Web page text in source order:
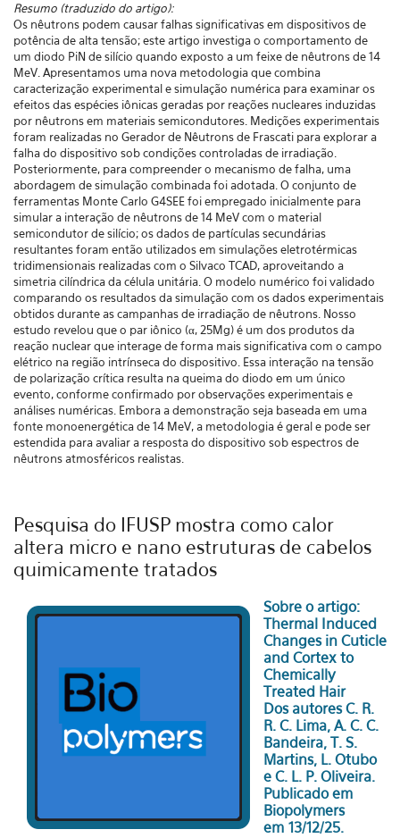
Resumo (traduzido do artigo):
Os nêutrons podem causar falhas significativas em dispositivos de
potência de alta tensão; este artigo investiga o comportamento de
um diodo PiN de silício quando exposto a um feixe de nêutrons de 14
MeV. Apresentamos uma nova metodologia que combina
caracterização experimental e simulação numérica para examinar os
efeitos das espécies iônicas geradas por reações nucleares induzidas
por nêutrons em materiais semicondutores. Medições experimentais
foram realizadas no Gerador de Nêutrons de Frascati para explorar a
falha do dispositivo sob condições controladas de irradiação.
Posteriormente, para compreender o mecanismo de falha, uma
abordagem de simulação combinada foi adotada. O conjunto de
ferramentas Monte Carlo G4SEE foi empregado inicialmente para
simular a interação de nêutrons de 14 MeV com o material
semicondutor de silício; os dados de partículas secundárias
resultantes foram então utilizados em simulações eletrotérmicas
tridimensionais realizadas com o Silvaco TCAD, aproveitando a
simetria cilíndrica da célula unitária. O modelo numérico foi validado
comparando os resultados da simulação com os dados experimentais
obtidos durante as campanhas de irradiação de nêutrons. Nosso
estudo revelou que o par iônico (α, 25Mg) é um dos produtos da
reação nuclear que interage de forma mais significativa com o campo
elétrico na região intrínseca do dispositivo. Essa interação na tensão
de polarização crítica resulta na queima do diodo em um único
evento, conforme confirmado por observações experimentais e
análises numéricas. Embora a demonstração seja baseada em uma
fonte monoenergética de 14 MeV, a metodologia é geral e pode ser
estendida para avaliar a resposta do dispositivo sob espectros de
nêutrons atmosféricos realistas.
Pesquisa do IFUSP mostra como calor
altera micro e nano estruturas de cabelos
quimicamente tratados
Sobre o artigo:
Thermal Induced
Changes in Cuticle
and Cortex to
Chemically
Treated Hair
Dos autores C. R.
R. C. Lima, A. C. C.
Bandeira, T. S.
Martins, L. Otubo
e C. L. P. Oliveira.
Publicado em
Biopolymers
em 13/12/25.